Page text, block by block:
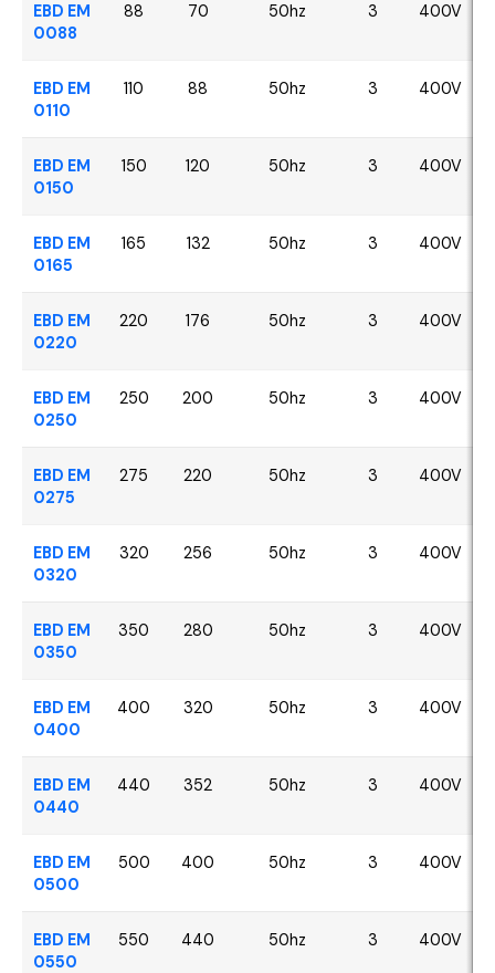
EBD EM
0088
88 70 50hz 3 400V
EBD EM
0110
110 88 50hz 3 400V
EBD EM
0150
150 120 50hz 3 400V
EBD EM
0165
165 132 50hz 3 400V
EBD EM
0220
220 176 50hz 3 400V
EBD EM
0250
250 200 50hz 3 400V
EBD EM
0275
275 220 50hz 3 400V
EBD EM
0320
320 256 50hz 3 400V
EBD EM
0350
350 280 50hz 3 400V
EBD EM
0400
400 320 50hz 3 400V
EBD EM
0440
440 352 50hz 3 400V
EBD EM
0500
500 400 50hz 3 400V
EBD EM
0550
550 440 50hz 3 400V